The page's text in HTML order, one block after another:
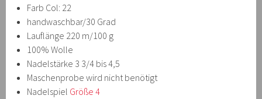
Farb Col: 22
handwaschbar/30 Grad
Lauflänge 220 m/100 g
100% Wolle
Nadelstärke 3 3/4 bis 4,5
Maschenprobe wird nicht benötigt
Nadelspiel Größe 4